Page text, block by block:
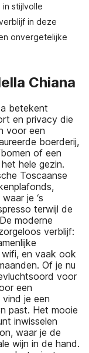
stijlvolle
in deze
onvergetelijke
Chiana
betekent
en privacy die
voor een
boerderij,
of een
hele gezin.
Toscaanse
je ‘s
terwijl de
moderne
verblijf:
en vaak ook
Of je nu
voor
een
je een
past. Het mooie
inwisselen
waar je de
wijn in de hand.